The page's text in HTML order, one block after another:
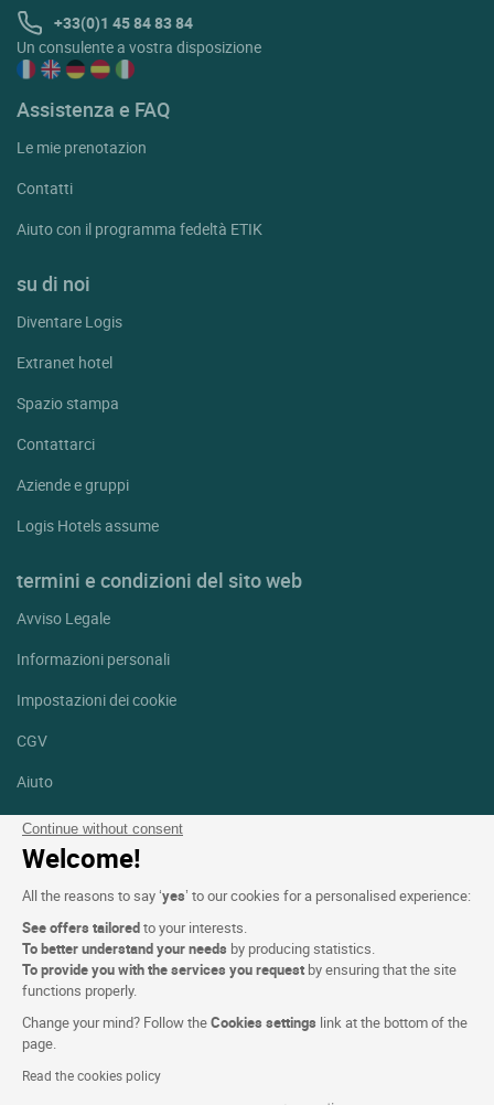
Continue without consent
Welcome!
All the reasons to say ‘yes’ to our cookies for a personalised experience:
See offers tailoredto your interests.
To better understand your needs by producing statistics.
To provide you with the services you request by ensuring that the site
functions properly.
Change your mind? Follow theCookies settings link at the bottom of the
page.
Read the cookies policy
+33(0)1 45 84 83 84
Un consulente a vostra disposizione
Assistenza e FAQ
Le mie prenotazion
Contatti
Aiuto con il programma fedeltà ETIK
su di noi
Diventare Logis
Extranet hotel
Spazio stampa
Contattarci
Aziende e gruppi
Logis Hotels assume
termini e condizioni del sito web
Avviso Legale
Informazioni personali
Impostazioni dei cookie
CGV
Aiuto
Mappa del sito
Crediti fotografici
Facebook
Linkedin